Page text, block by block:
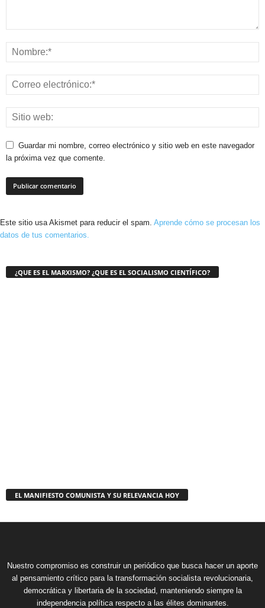
Guardar mi nombre, correo electrónico y sitio web en este navegador
la próxima vez que comente.
Este sitio usa Akismet para reducir el spam. Aprende cómo se procesan los
datos de tus comentarios.
¿QUE ES EL MARXISMO? ¿QUE ES EL SOCIALISMO CIENTÍFICO?
EL MANIFIESTO COMUNISTA Y SU RELEVANCIA HOY
Nuestro compromiso es construir un periódico que busca hacer un aporte
al pensamiento crítico para la transformación socialista revolucionaria,
democrática y libertaria de la sociedad, manteniendo siempre la
independencia política respecto a las élites dominantes.